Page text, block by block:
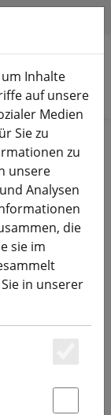
RC-Sender
AG01
Iron
Inhalte
auf unsere
Medien
Sie zu
zu
unsere
Analysen
die
sie im
in unserer